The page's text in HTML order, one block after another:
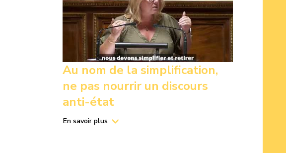
Au nom de la simplification,
ne pas nourrir un discours
anti-état
En savoir plus